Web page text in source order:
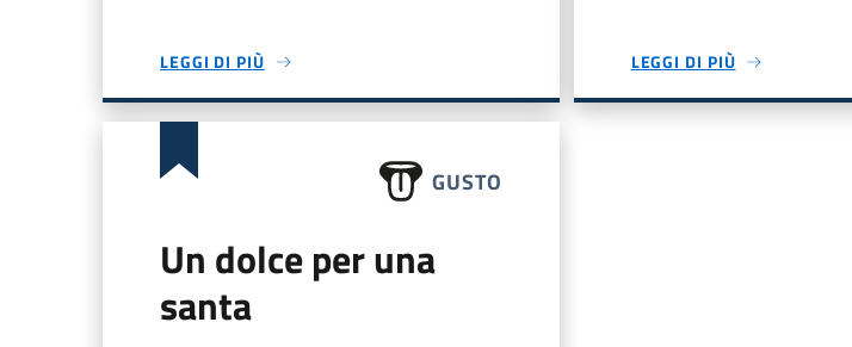
LEGGI DI PIÙ LEGGI DI PIÙ
GUSTO
Un dolce per una
santa